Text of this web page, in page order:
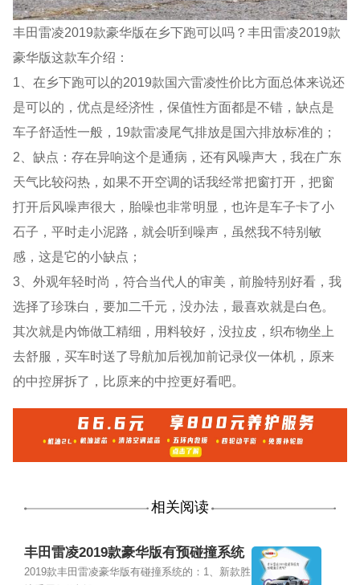
丰田雷凌2019款豪华版在乡下跑可以吗？丰田雷凌2019款
豪华版这款车介绍：
1、在乡下跑可以的2019款国六雷凌性价比方面总体来说还
是可以的，优点是经济性，保值性方面都是不错，缺点是
车子舒适性一般，19款雷凌尾气排放是国六排放标准的；
2、缺点：存在异响这个是通病，还有风噪声大，我在广东
天气比较闷热，如果不开空调的话我经常把窗打开，把窗
打开后风噪声很大，胎噪也非常明显，也许是车子卡了小
石子，平时走小泥路，就会听到噪声，虽然我不特别敏
感，这是它的小缺点；
3、外观年轻时尚，符合当代人的审美，前脸特别好看，我
选择了珍珠白，要加二千元，没办法，最喜欢就是白色。
其次就是内饰做工精细，用料较好，没拉皮，织布物坐上
去舒服，买车时送了导航加后视加前记录仪一体机，原来
的中控屏拆了，比原来的中控更好看吧。
相关阅读
丰田雷凌2019款豪华版有预碰撞系统
吗?
2019款丰田雷凌豪华版有碰撞系统的：1、新款胜